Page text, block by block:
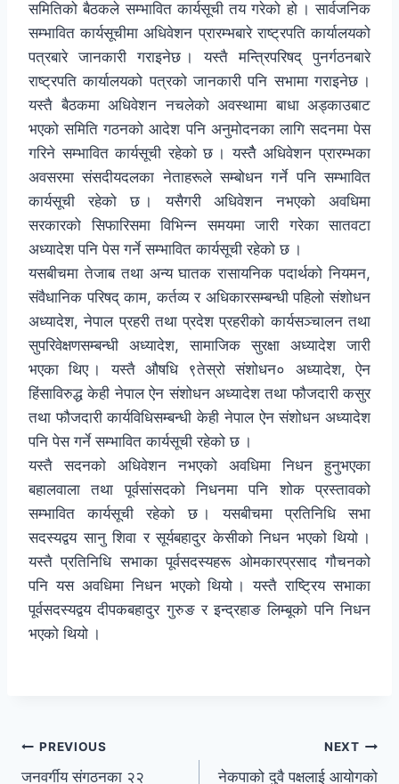
समितिको बैठकले सम्भावित कार्यसूची तय गरेको हो । सार्वजनिक
सम्भावित कार्यसूचीमा अधिवेशन प्रारम्भबारे राष्ट्रपति कार्यालयको
पत्रबारे जानकारी गराइनेछ । यस्तै मन्त्रिपरिषद् पुनर्गठनबारे
राष्ट्रपति कार्यालयको पत्रको जानकारी पनि सभामा गराइनेछ ।
यस्तै बैठकमा अधिवेशन नचलेको अवस्थामा बाधा अड्काउबाट
भएको समिति गठनको आदेश पनि अनुमोदनका लागि सदनमा पेस
गरिने सम्भावित कार्यसूची रहेको छ । यस्तैै अधिवेशन प्रारम्भका
अवसरमा संसदीयदलका नेताहरूले सम्बोधन गर्ने पनि सम्भावित
कार्यसूची रहेको छ । यसैगरी अधिवेशन नभएको अवधिमा
सरकारको सिफारिसमा विभिन्न समयमा जारी गरेका सातवटा
अध्यादेश पनि पेस गर्ने सम्भावित कार्यसूची रहेको छ ।
यसबीचमा तेजाब तथा अन्य घातक रासायनिक पदार्थको नियमन,
संवैधानिक परिषद् काम, कर्तव्य र अधिकारसम्बन्धी पहिलो संशोधन
अध्यादेश, नेपाल प्रहरी तथा प्रदेश प्रहरीको कार्यसञ्चालन तथा
सुपरिवेक्षणसम्बन्धी अध्यादेश, सामाजिक सुरक्षा अध्यादेश जारी
भएका थिए । यस्तै औषधि ९तेस्रो संशोधन० अध्यादेश, ऐन
हिंसाविरुद्ध केही नेपाल ऐन संशोधन अध्यादेश तथा फौजदारी कसुर
तथा फौजदारी कार्यविधिसम्बन्धी केही नेपाल ऐन संशोधन अध्यादेश
पनि पेस गर्ने सम्भावित कार्यसूची रहेको छ ।
यस्तै सदनको अधिवेशन नभएको अवधिमा निधन हुनुभएका
बहालवाला तथा पूर्वसांसदको निधनमा पनि शोक प्रस्तावको
सम्भावित कार्यसूची रहेको छ । यसबीचमा प्रतिनिधि सभा
सदस्यद्वय सानु शिवा र सूर्यबहादुर केसीको निधन भएको थियो ।
यस्तै प्रतिनिधि सभाका पूर्वसदस्यहरू ओमकारप्रसाद गौचनको
पनि यस अवधिमा निधन भएको थियो । यस्तै राष्ट्रिय सभाका
पूर्वसदस्यद्वय दीपकबहादुर गुरुङ र इन्द्रहाङ लिम्बूको पनि निधन
भएको थियो ।
PREVIOUS
जनवर्गीय संगठनका २२
NEXT
नेकपाको दुवै पक्षलाई आयोगको